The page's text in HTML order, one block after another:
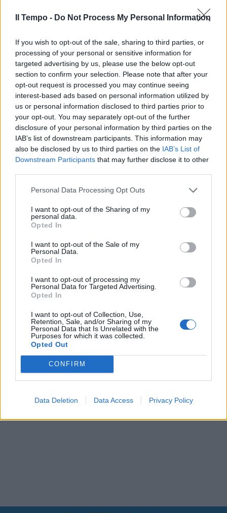
Il Tempo - Do Not Process My Personal Information
If you wish to opt-out of the sale, sharing to third parties, or
processing of your personal or sensitive information for
targeted advertising by us, please use the below opt-out
section to confirm your selection. Please note that after your
opt-out request is processed you may continue seeing
interest-based ads based on personal information utilized by
us or personal information disclosed to third parties prior to
your opt-out. You may separately opt-out of the further
disclosure of your personal information by third parties on the
IAB’s list of downstream participants. This information may
also be disclosed by us to third parties on the IAB’s List of
Downstream Participants that may further disclose it to other
Personal Data Processing Opt Outs
I want to opt-out of the Sharing of my
personal data.
Opted In
I want to opt-out of the Sale of my
Personal Data.
Opted In
I want to opt-out of processing my
Personal Data for Targeted Advertising.
Opted In
I want to opt-out of Collection, Use,
Retention, Sale, and/or Sharing of my
Personal Data that Is Unrelated with the
Purposes for which it was collected.
Opted Out
CONFIRM
Data Deletion Data Access Privacy Policy
In evidenza